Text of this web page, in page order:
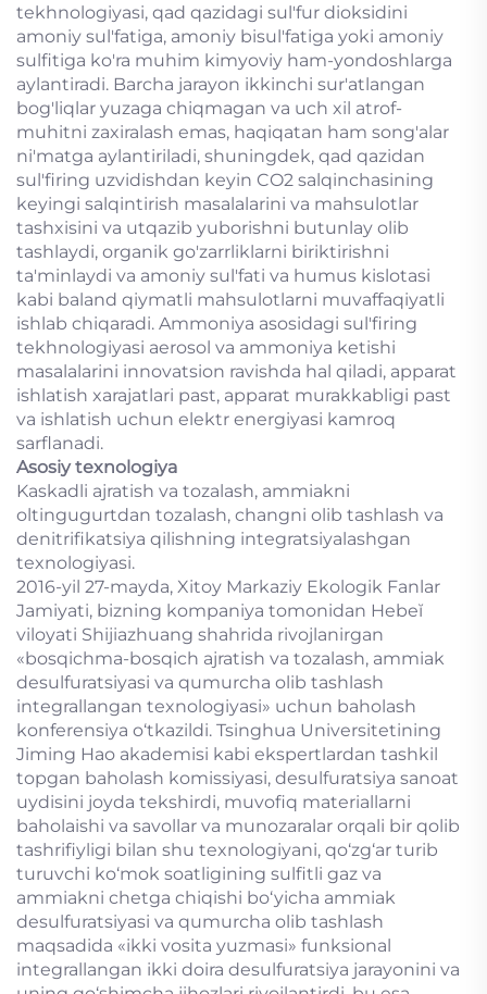
tekhnologiyasi, qad qazidagi sul'fur dioksidini
amoniy sul'fatiga, amoniy bisul'fatiga yoki amoniy
sulfitiga ko'ra muhim kimyoviy ham-yondoshlarga
aylantiradi. Barcha jarayon ikkinchi sur'atlangan
bog'liqlar yuzaga chiqmagan va uch xil atrof-
muhitni zaxiralash emas, haqiqatan ham song'alar
ni'matga aylantiriladi, shuningdek, qad qazidan
sul'firing uzvidishdan keyin CO2 salqinchasining
keyingi salqintirish masalalarini va mahsulotlar
tashxisini va utqazib yuborishni butunlay olib
tashlaydi, organik go'zarrliklarni biriktirishni
ta'minlaydi va amoniy sul'fati va humus kislotasi
kabi baland qiymatli mahsulotlarni muvaffaqiyatli
ishlab chiqaradi. Ammoniya asosidagi sul'firing
tekhnologiyasi aerosol va ammoniya ketishi
masalalarini innovatsion ravishda hal qiladi, apparat
ishlatish xarajatlari past, apparat murakkabligi past
va ishlatish uchun elektr energiyasi kamroq
sarflanadi.
Asosiy texnologiya
Kaskadli ajratish va tozalash, ammiakni
oltingugurtdan tozalash, changni olib tashlash va
denitrifikatsiya qilishning integratsiyalashgan
texnologiyasi.
2016-yil 27-mayda, Xitoy Markaziy Ekologik Fanlar
Jamiyati, bizning kompaniya tomonidan Hebeĭ
viloyati Shijiazhuang shahrida rivojlanirgan
«bosqichma-bosqich ajratish va tozalash, ammiak
desulfuratsiyasi va qumurcha olib tashlash
integrallangan texnologiyasi» uchun baholash
konferensiya o‘tkazildi. Tsinghua Universitetining
Jiming Hao akademisi kabi ekspertlardan tashkil
topgan baholash komissiyasi, desulfuratsiya sanoat
uydisini joyda tekshirdi, muvofiq materiallarni
baholaishi va savollar va munozaralar orqali bir qolib
tashrifiyligi bilan shu texnologiyani, qo‘zg‘ar turib
turuvchi ko‘mok soatligining sulfitli gaz va
ammiakni chetga chiqishi bo‘yicha ammiak
desulfuratsiyasi va qumurcha olib tashlash
maqsadida «ikki vosita yuzmasi» funksional
integrallangan ikki doira desulfuratsiya jarayonini va